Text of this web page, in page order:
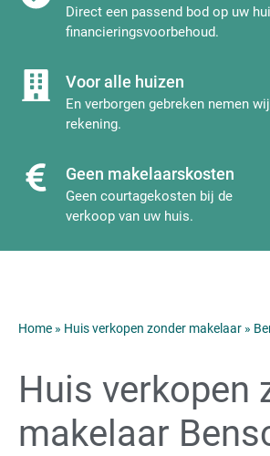
Direct een passend bod op uw
financieringsvoorbehoud.
Voor alle huizen
En verborgen gebreken nemen
rekening.
Geen makelaarskosten
Geen courtagekosten bij de
verkoop van uw huis.
Home » Huis verkopen zonder makelaar »
Huis verkopen
makelaar